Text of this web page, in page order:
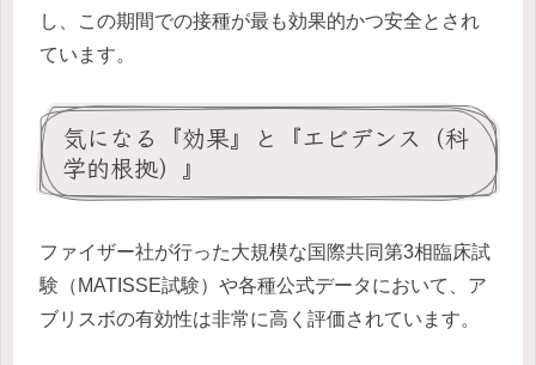
し、この期間での接種が最も効果的かつ安全とされ
ています。
気になる『効果』と『エビデンス（科
学的根拠）』
ファイザー社が行った大規模な国際共同第3相臨床試
験（MATISSE試験）や各種公式データにおいて、ア
ブリスボの有効性は非常に高く評価されています。